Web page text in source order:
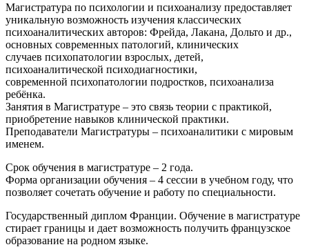
Магистратура по психологии и психоанализу предоставляет
уникальную возможность изучения классических
психоаналитических авторов: Фрейда, Лакана, Дольто и др.,
основных современных патологий, клинических
случаев психопатологии взрослых, детей,
психоаналитической психодиагностики,
современной психопатологии подростков, психоанализа
ребёнка.
Занятия в Магистратуре – это связь теории с практикой,
приобретение навыков клинической практики.
Преподаватели Магистратуры – психоаналитики с мировым
именем.
Срок обучения в магистратуре – 2 года.
Форма организации обучения – 4 сессии в учебном году, что
позволяет сочетать обучение и работу по специальности.
Государственный диплом Франции. Обучение в магистратуре
стирает границы и дает возможность получить французское
образование на родном языке.